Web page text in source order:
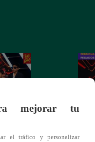
mejorar tu
el tráfico y personalizar